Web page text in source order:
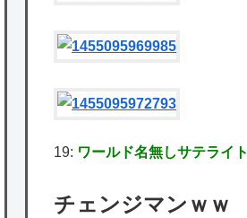
19: ワールド名無しサテライト
チェンジマンｗｗ